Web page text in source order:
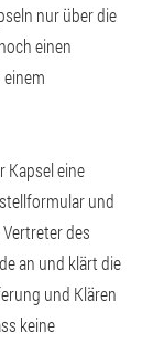
nur über die
einen
Kapsel eine
und
des
an und klärt die
und Klären
keine